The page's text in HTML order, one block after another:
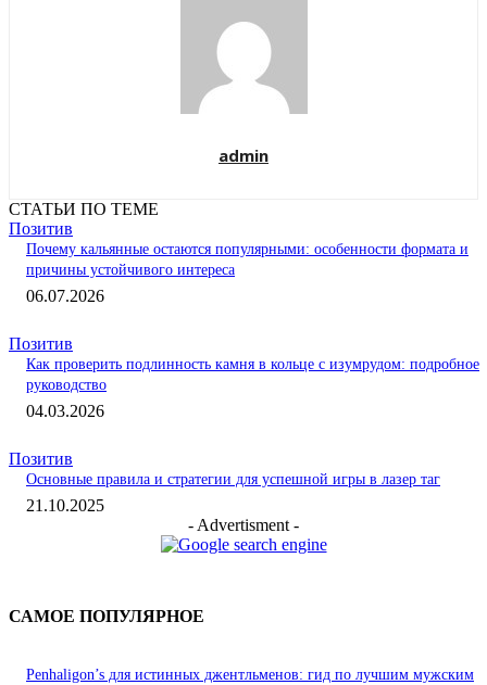
admin
СТАТЬИ ПО ТЕМЕ
Позитив
Почему кальянные остаются популярными: особенности формата и
причины устойчивого интереса
06.07.2026
Позитив
Как проверить подлинность камня в кольце с изумрудом: подробное
руководство
04.03.2026
Позитив
Основные правила и стратегии для успешной игры в лазер таг
21.10.2025
- Advertisment -
САМОЕ ПОПУЛЯРНОЕ
Penhaligon’s для истинных джентльменов: гид по лучшим мужским